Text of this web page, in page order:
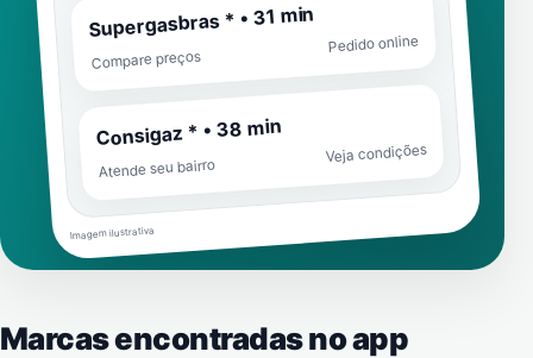
Supergasbras * • 31 min
Compare preços
Pedido online
Consigaz * • 38 min
Atende seu bairro
Veja condições
Imagem ilustrativa
Marcas encontradas no app